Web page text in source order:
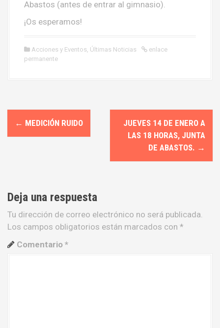
Abastos (antes de entrar al gimnasio).
¡Os esperamos!
Acciones y Eventos, Últimas Noticias
enlace
permanente
N
a
g
a
c
i
← MEDICIÓN RUIDO
JUEVES 14 DE ENERO A
LAS 18 HORAS, JUNTA
DE ABASTOS. →
Deja una respuesta
Tu dirección de correo electrónico no será publicada.
Los campos obligatorios están marcados con *
Comentario *